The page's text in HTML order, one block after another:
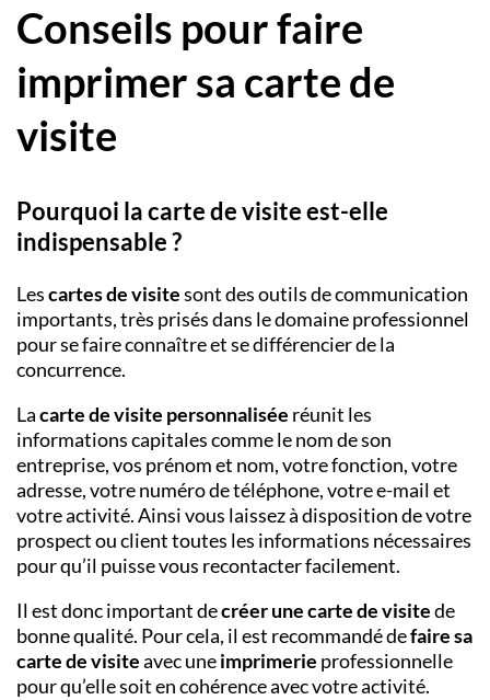
Conseils pour faire
imprimer sa carte de
visite
Pourquoi la carte de visite est-elle
indispensable ?
Lescartes de visitesont des outils de communication
importants, très prisés dans le domaine professionnel
pour se faire connaître et se différencier de la
concurrence.
Lacarte de visite personnalisée réunit les
informations capitales comme le nom de son
entreprise, vos prénom et nom, votre fonction, votre
adresse, votre numéro de téléphone, votre e-mail et
votre activité. Ainsi vous laissez à disposition de votre
prospect ou client toutes les informations nécessaires
pour qu’il puisse vous recontacter facilement.
Il est donc important decréer une carte de visitede
bonne qualité. Pour cela, il est recommandé defaire sa
carte de visiteavec uneimprimerie professionnelle
pour qu’elle soit en cohérence avec votre activité.